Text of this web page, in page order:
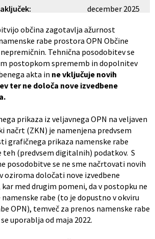
december 2025
občina zagotavlja ažurnost
rabe prostora OPN Občine
Tehnična posodobitev se
postopkom sprememb in dopolnitev
akta in ne vključuje novih
ter ne določa nove izvedbene
prikaza iz veljavnega OPN na veljaven
(ZKN) je namenjena predvsem
grafičnega prikaza namenske rabe
teh (predvsem digitalnih) podatkov. S
posodobitve se ne sme načrtovati novih
oziroma določati nove izvedbene
med drugim pomeni, da v postopku ne
rabe (to je dopustno v okviru
OPN), temveč za prenos namenske rabe
uporablja od maja 2022.